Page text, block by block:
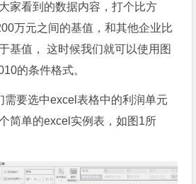
家看到的数据内容，打个比方
万元之间的基值，和其他企业比
基值， 这时候我们就可以使用图
的条件格式。
要选中excel表格中的利润单元
简单的excel实例表，如图1所